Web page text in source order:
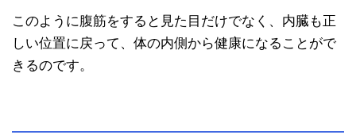
このように腹筋をすると見た目だけでなく、内臓も正
しい位置に戻って、体の内側から健康になることがで
きるのです。